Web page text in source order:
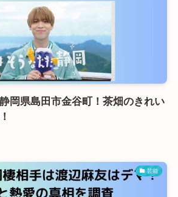
岡県島田市金谷町！茶畑のきれい
芸能